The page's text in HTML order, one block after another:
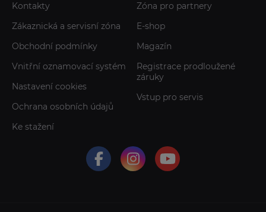
Kontakty
Zákaznická a servisní zóna
Obchodní podmínky
Vnitřní oznamovací systém
Nastavení cookies
Ochrana osobních údajů
Ke stažení
Zóna pro partnery
E-shop
Magazín
Registrace prodloužené
záruky
Vstup pro servis